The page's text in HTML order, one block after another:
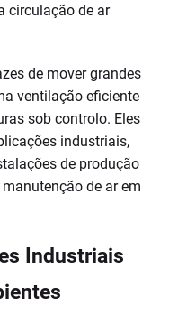
circulação de ar
de mover grandes
ventilação eficiente
sob controlo. Eles
industriais,
de produção
de ar em
Industriais